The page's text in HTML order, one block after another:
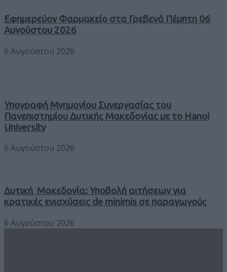
Εφημερεύον Φαρμακείο στα Γρεβενά Πέμπτη 06
Αυγούστου 2026
6 Αυγούστου 2026
Υπογραφή Μνημονίου Συνεργασίας του
Πανεπιστημίου Δυτικής Μακεδονίας με το Hanoi
University
6 Αυγούστου 2026
Δυτική Μακεδονία: Υποβολή αιτήσεων για
κρατικές ενισχύσεις de minimis σε παραγωγούς
6 Αυγούστου 2026